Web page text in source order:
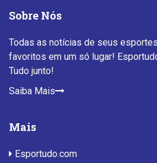
Sobre Nós
Todas as notícias de seus
favoritos em um só lugar!
Tudo junto!
Saiba Mais
Mais
Esportudo.com